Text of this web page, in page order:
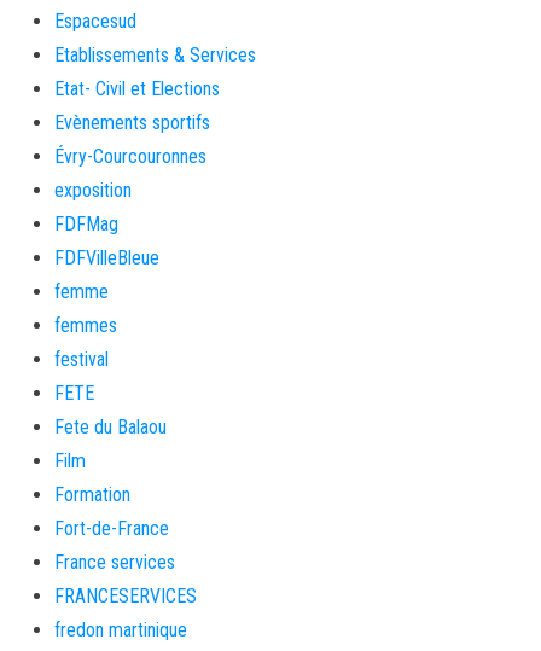
Espacesud
Etablissements & Services
Etat- Civil et Elections
Evènements sportifs
Évry-Courcouronnes
exposition
FDFMag
FDFVilleBleue
femme
femmes
festival
FETE
Fete du Balaou
Film
Formation
Fort-de-France
France services
FRANCESERVICES
fredon martinique